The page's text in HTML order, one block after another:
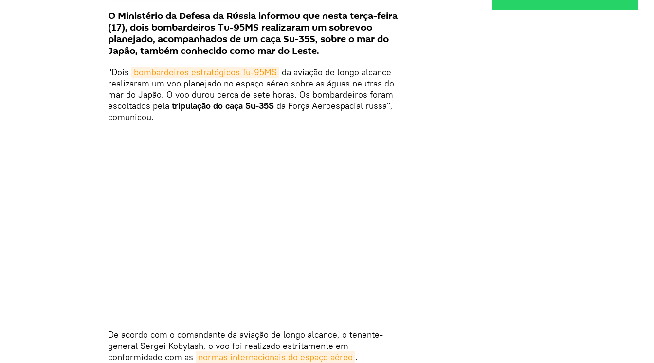
O Ministério da Defesa da Rússia informou que nesta terça-feira
(17), dois bombardeiros Tu-95MS realizaram um sobrevoo
planejado, acompanhados de um caça Su-35S, sobre o mar do
Japão, também conhecido como mar do Leste.
"Dois bombardeiros estratégicos Tu-95MS da aviação de longo alcance
realizaram um voo planejado no espaço aéreo sobre as águas neutras do
mar do Japão. O voo durou cerca de sete horas. Os bombardeiros foram
escoltados pela tripulação do caça Su-35S da Força Aeroespacial russa",
comunicou.
De acordo com o comandante da aviação de longo alcance, o tenente-
general Sergei Kobylash, o voo foi realizado estritamente em
conformidade com as normas internacionais do espaço aéreo .